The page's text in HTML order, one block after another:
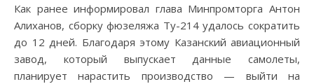
Как ранее информировал глава Минпромторга Антон
Алиханов, сборку фюзеляжа Ту-214 удалось сократить
до 12 дней. Благодаря этому Казанский авиационный
завод, который выпускает данные самолеты,
планирует нарастить производство — выйти на